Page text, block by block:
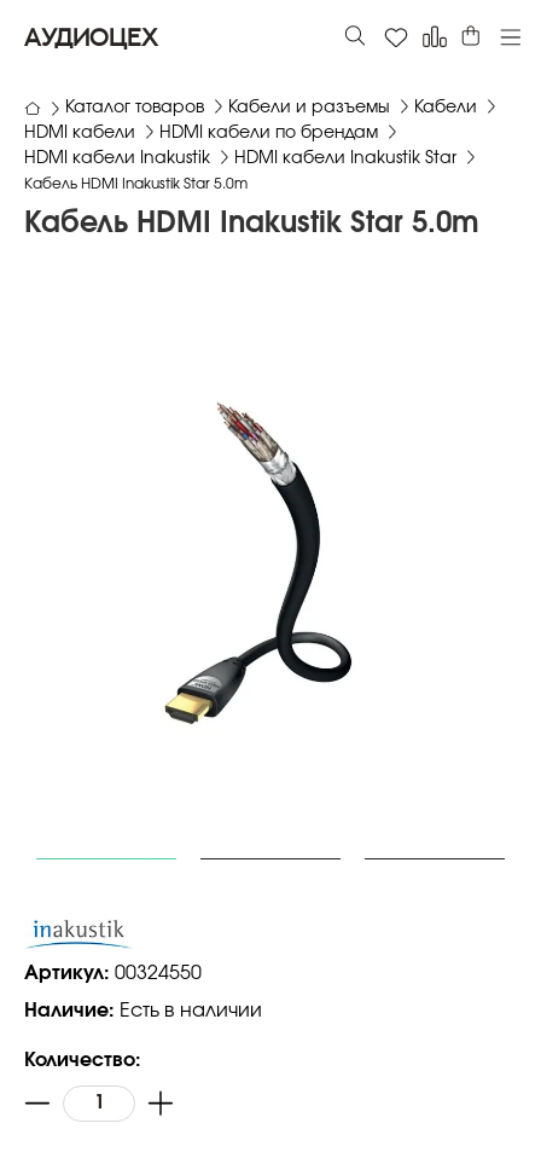
АУДИОЦЕХ
Каталог товаров Кабели и разъемы
Кабели
HDMI кабели
HDMI кабели по брендам
HDMI кабели Inakustik
HDMI кабели Inakustik Star
Кабель HDMI Inakustik Star 5.0m
Кабель HDMI Inakustik Star 5.0m
Артикул: 00324550
Наличие: Есть в наличии
Количество: